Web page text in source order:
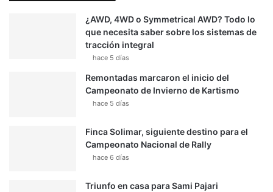
¿AWD, 4WD o Symmetrical AWD? Todo lo
que necesita saber sobre los sistemas de
tracción integral
hace 5 días
Remontadas marcaron el inicio del
Campeonato de Invierno de Kartismo
hace 5 días
Finca Solimar, siguiente destino para el
Campeonato Nacional de Rally
hace 6 días
Triunfo en casa para Sami Pajari